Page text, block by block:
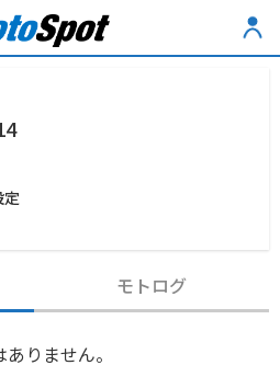
定
モトログ
りません。